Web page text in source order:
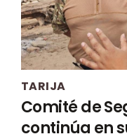
TARIJA
Comité de
continúa en